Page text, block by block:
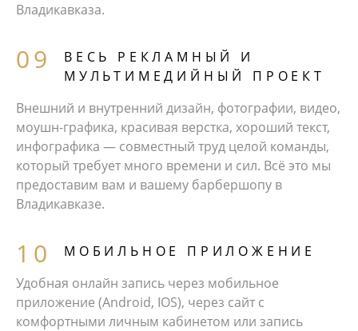
Владикавказа.
ВЕСЬ РЕКЛАМНЫЙ И
МУЛЬТИМЕДИЙНЫЙ ПРОЕКТ
Внешний и внутренний дизайн, фотографии, видео,
моушн-графика, красивая верстка, хороший текст,
инфографика — совместный труд целой команды,
который требует много времени и сил. Всё это мы
предоставим вам и вашему барбершопу в
Владикавказе.
МОБИЛЬНОЕ ПРИЛОЖЕНИЕ
Удобная онлайн запись через мобильное
приложение (Android, IOS), через сайт с
комфортными личным кабинетом или запись